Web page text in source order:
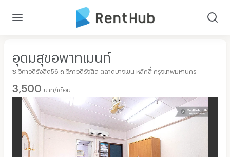
อุดมสุขอพาทเมนท์
ซ.วิภาวดีรังสิต56 ถ.วิภาวดีรังสิต ตลาดบางเขน หลักสี่ กรุงเทพมหานคร
3,500 บาท/เดือน